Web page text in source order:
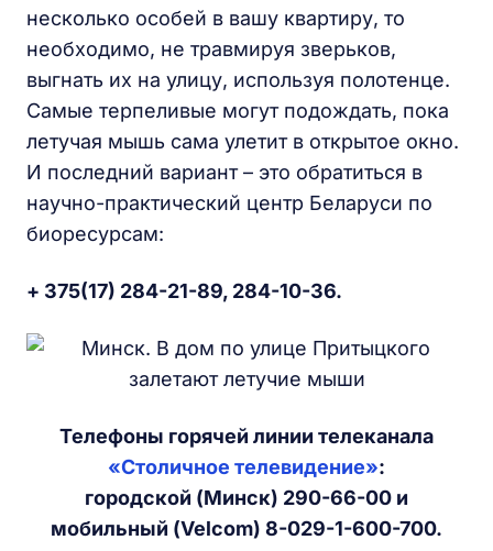
несколько особей в вашу квартиру, то
необходимо, не травмируя зверьков,
выгнать их на улицу, используя полотенце.
Самые терпеливые могут подождать, пока
летучая мышь сама улетит в открытое окно.
И последний вариант – это обратиться в
научно-практический центр Беларуси по
биоресурсам:
+ 375(17) 284-21-89, 284-10-36.
Телефоны горячей линии телеканала
«Столичное телевидение»:
городской (Минск) 290-66-00 и
мобильный (Velcom) 8-029-1-600-700.